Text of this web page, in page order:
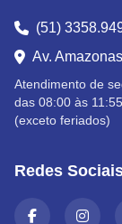
(51)
Av.
Atendimento de
das 08:00 às
(exceto feriados)
Redes